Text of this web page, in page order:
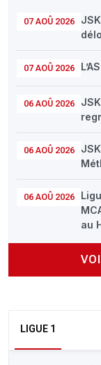
07 AOÛ 2026
07 AOÛ 2026
06 AOÛ 2026
06 AOÛ 2026
06 AOÛ 2026
au
LIGUE 1